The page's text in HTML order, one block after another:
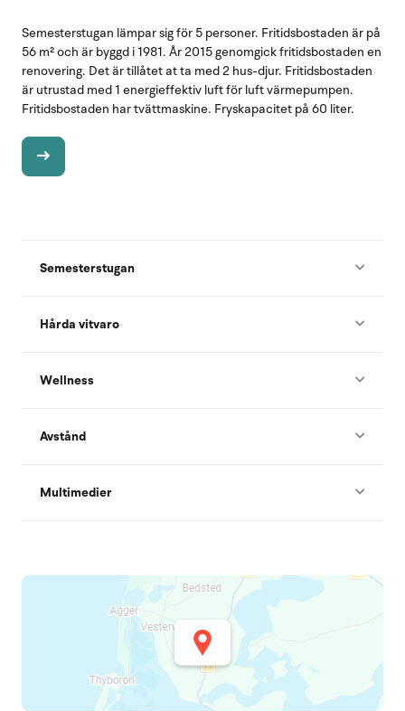
Semesterstugan lämpar sig för 5 personer. Fritidsbostaden är på
56 m² och är byggd i 1981. År 2015 genomgick fritidsbostaden en
renovering. Det är tillåtet at ta med 2 hus-djur. Fritidsbostaden
är utrustad med 1 energieffektiv luft för luft värmepumpen.
Fritidsbostaden har tvättmaskine. Fryskapacitet på 60 liter.
Semesterstugan
Hårda vitvaro
Wellness
Avstånd
Multimedier